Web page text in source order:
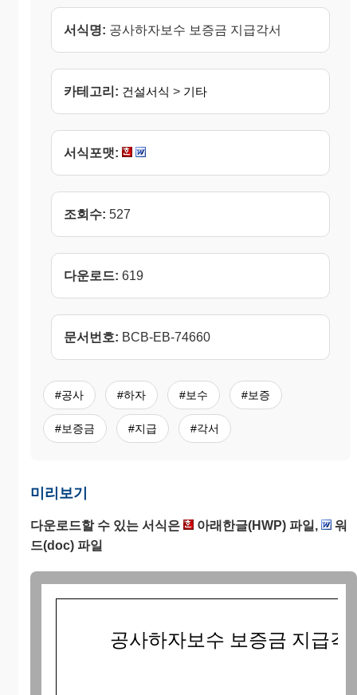
서식명: 공사하자보수 보증금 지급각서
카테고리: 건설서식 > 기타
서식포맷:
조회수: 527
다운로드: 619
문서번호: BCB-EB-74660
#공사 #하자 #보수 #보증
#보증금 #지급 #각서
미리보기
다운로드할 수 있는 서식은 아래한글(HWP) 파일,
워
드(doc) 파일
공사하자보수 보증금 지급각